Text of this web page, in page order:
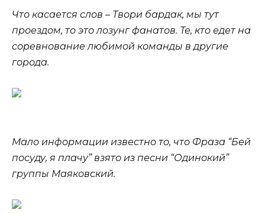
Что касается слов – Твори бардак, мы тут
проездом, то это лозунг фанатов. Те, кто едет на
соревнование любимой команды в другие
города.
Мало информации известно то, что Фраза “Бей
посуду, я плачу” взято из песни “Одинокий”
группы Маяковский.